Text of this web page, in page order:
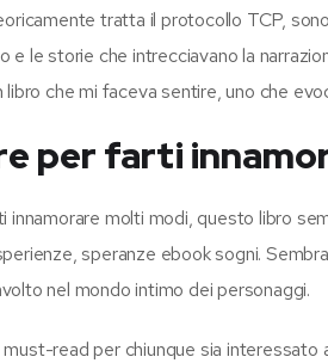
tratta il protocollo TCP,
e le storie che intrecciavano la
libro che mi faceva sentire, uno che
per farti
molti modi, questo libro
speranze ebook sogni.
nel mondo intimo dei personaggi.
read per chiunque sia interessato